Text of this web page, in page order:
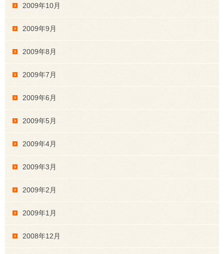
2009年10月
2009年9月
2009年8月
2009年7月
2009年6月
2009年5月
2009年4月
2009年3月
2009年2月
2009年1月
2008年12月